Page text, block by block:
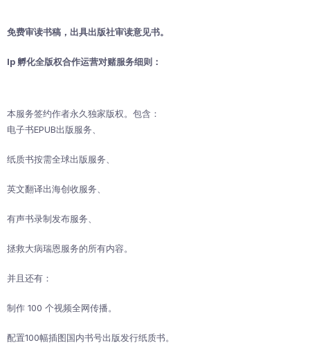
免费审读书稿，出具出版社审读意见书。
Ip 孵化全版权合作运营对赌服务细则：
本服务签约作者永久独家版权。包含：
电子书EPUB出版服务、
纸质书按需全球出版服务、
英文翻译出海创收服务、
有声书录制发布服务、
拯救大病瑞恩服务的所有内容。
并且还有：
制作 100 个视频全网传播。
配置100幅插图国内书号出版发行纸质书。